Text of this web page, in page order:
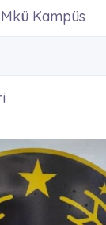
Kampüs